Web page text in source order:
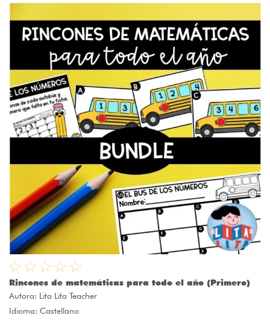
Rincones de matemáticas para todo el año (Primero)
Autora: Lita Lita Teacher
Idioma: Castellano